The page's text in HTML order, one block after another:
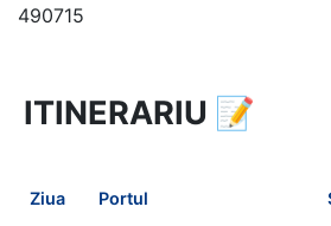
490715
11 zile vacanta de croaziera in
Repozitionare din Europa de
ITINERARIU 📝
Ziua Portul